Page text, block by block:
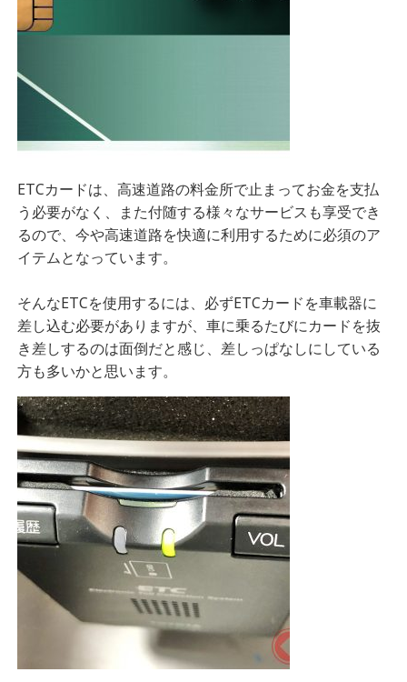
ETCカードは、 高速道路の料金所で止まってお金を支払
う必要がなく、また付随する様々なサービスも享受でき
るので、今や高速道路を快適に利用するために必須のア
イテムとなっています。
そんなETCを使用するには、必ずETCカードを車載器に
差し込む必要がありますが、車に乗るたびにカードを抜
き差しするのは面倒だと感じ、差しっぱなしにしている
方も多いかと思います。